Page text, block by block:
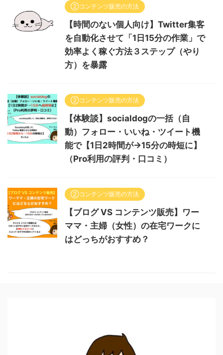
②コンテンツ販売の方法
【時間のない個人向け】Twitter集客
を自動化させて「1日15分の作業」で
効率よく稼ぐ方法３ステップ（やり
方）を暴露
②コンテンツ販売の方法
【体験談】socialdogの一括（自
動）フォロー・いいね・ツイート機
能で【1日2時間が→15分の時短に】
（Pro利用の評判・口コミ）
②コンテンツ販売の方法
【ブログ VS コンテンツ販売】ワー
ママ・主婦（女性）の在宅ワークに
はどっちがおすすめ？